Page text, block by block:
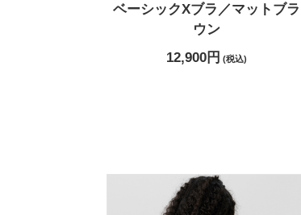
ベーシックXブラ／マットブラ
ウン
12,900円 (税込)